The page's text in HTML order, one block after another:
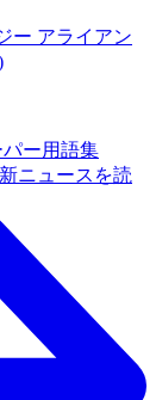
ー アライアン
ー用語集
ニュースを読